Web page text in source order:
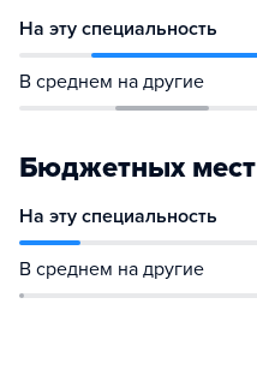
На эту специальность
В среднем на другие
Бюджетных мест
На эту специальность
В среднем на другие